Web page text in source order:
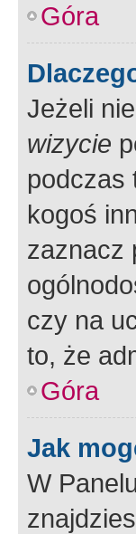
Góra
Jeżeli
wizycie
podczas
kogoś
zaznacz
czy na
to, że
Góra
Jak
W